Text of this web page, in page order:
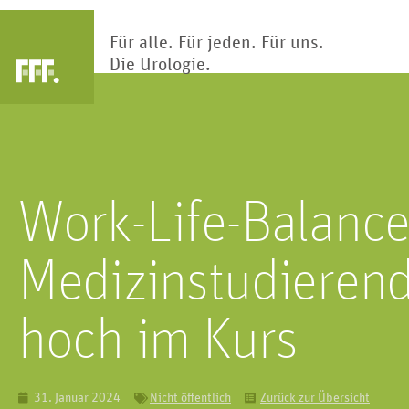
Für alle. Für jeden. Für uns.
Die Urologie.
Die Blase ist Teil des Harntrakts.
Hier wird Urin gesammelt und
gespeichert.
Klärwerk des
Nieren reinigen
Blut hunderte
Kindliche
Work-Life-
hoch im Kurs
31. Januar 2024 Nicht öffentlich Zurück zur Übersicht